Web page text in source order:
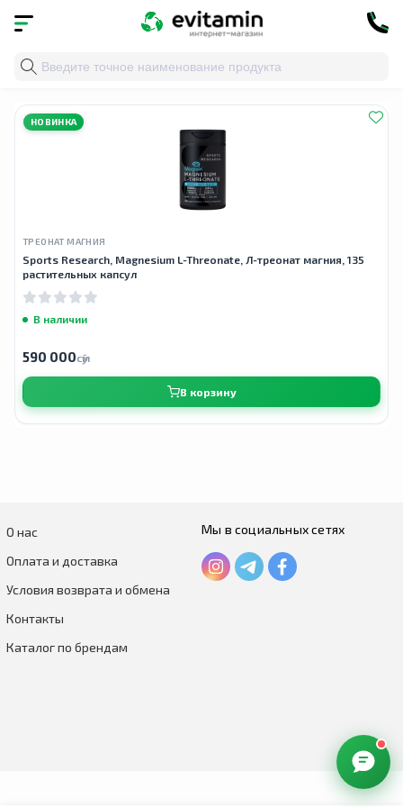
Главная » magtein 2000 mg
НОВИНКА
ТРЕОНАТ МАГНИЯ
Sports Research, Magnesium L-Threonate, Л-треонат магния, 135
растительных капсул
В наличии
590 000сӯм
В корзину
О нас
Оплата и доставка
Условия возврата и обмена
Контакты
Каталог по брендам
Мы в социальных сетях